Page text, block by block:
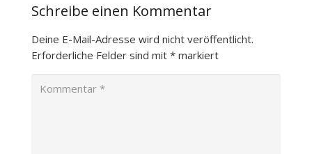
Schreibe einen Kommentar
Deine E-Mail-Adresse wird nicht veröffentlicht.
Erforderliche Felder sind mit * markiert